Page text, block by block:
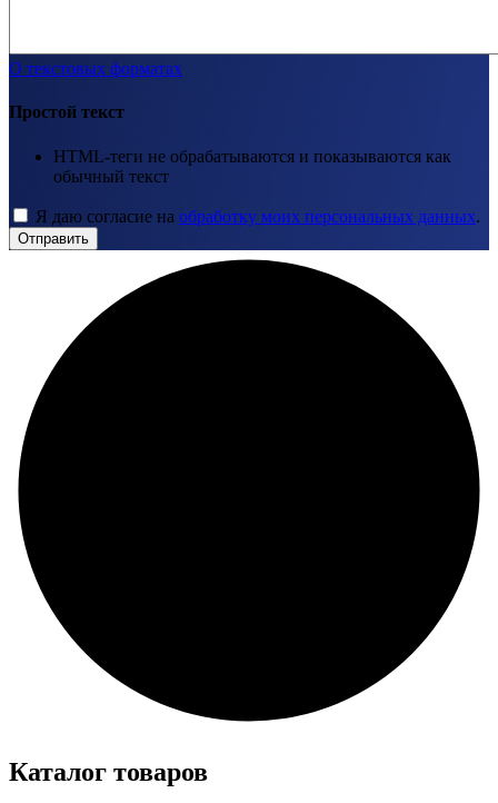
О текстовых форматах
Простой текст
HTML-теги не обрабатываются и показываются как
обычный текст
Я даю согласие на обработку моих персональных данных.
Отправить
Каталог товаров